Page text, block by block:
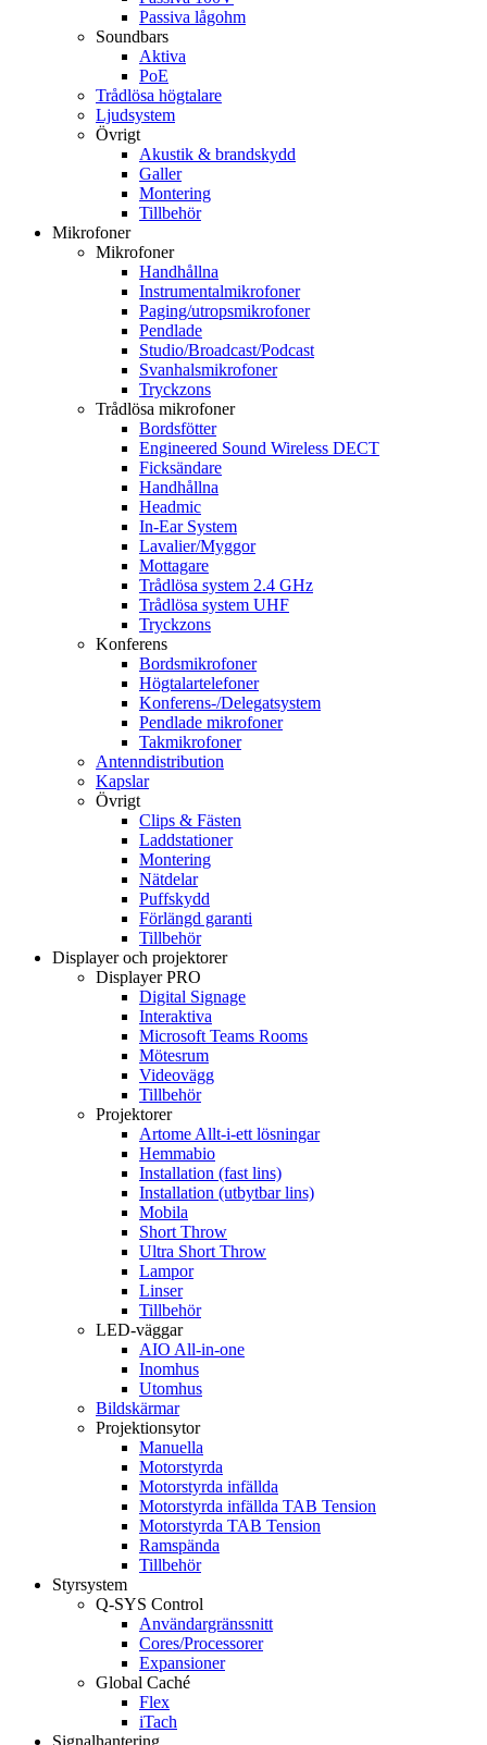
Passiva lågohm
Soundbars
Aktiva
PoE
Trådlösa högtalare
Ljudsystem
Övrigt
Akustik & brandskydd
Galler
Montering
Tillbehör
Mikrofoner
Mikrofoner
Handhållna
Instrumentalmikrofoner
Paging/utropsmikrofoner
Pendlade
Studio/Broadcast/Podcast
Svanhalsmikrofoner
Tryckzons
Trådlösa mikrofoner
Bordsfötter
Engineered Sound Wireless DECT
Ficksändare
Handhållna
Headmic
In-Ear System
Lavalier/Myggor
Mottagare
Trådlösa system 2.4 GHz
Trådlösa system UHF
Tryckzons
Konferens
Bordsmikrofoner
Högtalartelefoner
Konferens-/Delegatsystem
Pendlade mikrofoner
Takmikrofoner
Antenndistribution
Kapslar
Övrigt
Clips & Fästen
Laddstationer
Montering
Nätdelar
Puffskydd
Förlängd garanti
Tillbehör
Displayer och projektorer
Displayer PRO
Digital Signage
Interaktiva
Microsoft Teams Rooms
Mötesrum
Videovägg
Tillbehör
Projektorer
Artome Allt-i-ett lösningar
Hemmabio
Installation (fast lins)
Installation (utbytbar lins)
Mobila
Short Throw
Ultra Short Throw
Lampor
Linser
Tillbehör
LED-väggar
AIO All-in-one
Inomhus
Utomhus
Bildskärmar
Projektionsytor
Manuella
Motorstyrda
Motorstyrda infällda
Motorstyrda infällda TAB Tension
Motorstyrda TAB Tension
Ramspända
Tillbehör
Styrsystem
Q-SYS Control
Användargränssnitt
Cores/Processorer
Expansioner
Global Caché
Flex
iTach
Signalhantering